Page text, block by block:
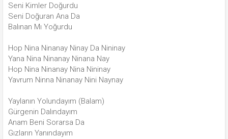
Seni Kimler Doğurdu
Seni Doğuran Ana Da
Balınan Mı Yoğurdu
Hop Nina Ninanay Ninay Da Nininay
Yana Nina Ninanay Ninana Nay
Hop Nina Ninanay Nina Nininay
Yavrum Ninna Ninanay Nini Naynay
Yaylanın Yolundayım (Balam)
Gürgenin Dalındayım
Anam Beni Sorarsa Da
Gızların Yanındayım